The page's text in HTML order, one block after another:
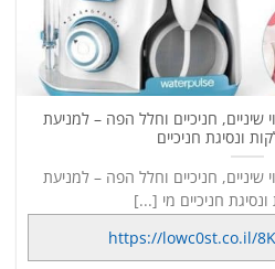
שיניים, חניכיים וחלל הפה – למניעת
ונסיגת חניכיים
שיניים, חניכיים וחלל הפה – למניעת
חניכיים מי [...]
https://lowc0st.co.il/